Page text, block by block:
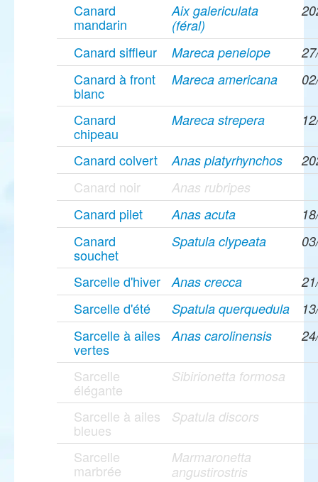
Canard
mandarin
Aix galericulata
(féral)
Canard siffleur Mareca penelope
Canard à front
blanc
Mareca americana
Canard
chipeau
Mareca strepera
Canard colvert Anas platyrhynchos
Canard noir Anas rubripes
Canard pilet Anas acuta
Canard
souchet
Spatula clypeata
Sarcelle d'hiver Anas crecca
Sarcelle d'été Spatula querquedula
Sarcelle à ailes
vertes
Anas carolinensis
Sarcelle
élégante
Sibirionetta formosa
Sarcelle à ailes
bleues
Spatula discors
Sarcelle
marbrée
Marmaronetta
angustirostris